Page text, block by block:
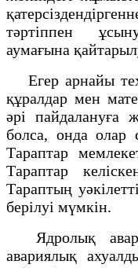
тәртіппен
аумағына
Егер арнайы
құралдар мен
әрі пайдалануға
болса, онда
Тараптар
Тараптар
Тараптың
берілуі мүмкін.
Ядролық
авариялық